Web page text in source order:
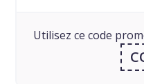
Utilisez ce code